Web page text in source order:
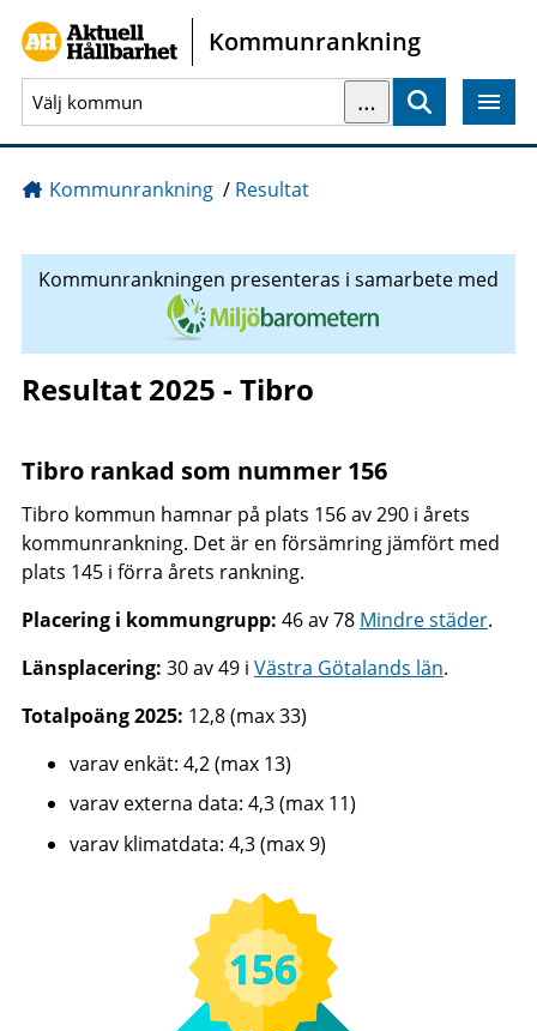
Gå direkt till sidans innehåll
Kommunrankning
…
Kommunrankning / Resultat
Kommunrankningen presenteras i samarbete med
Resultat 2025 - Tibro
Tibro rankad som nummer 156
Tibro kommun hamnar på plats 156 av 290 i årets
kommunrankning. Det är en försämring jämfört med
plats 145 i förra årets rankning.
Placering i kommungrupp: 46 av 78 Mindre städer.
Länsplacering: 30 av 49 i Västra Götalands län.
Totalpoäng 2025: 12,8 (max 33)
varav enkät: 4,2 (max 13)
varav externa data: 4,3 (max 11)
varav klimatdata: 4,3 (max 9)
156